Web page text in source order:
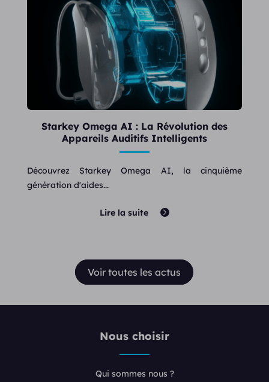
Starkey Omega AI : La Révolution des
Appareils Auditifs Intelligents
Découvrez Starkey Omega AI, la cinquième
génération d'aides...
Lire la suite
Voir toutes les actus
Nous choisir
Qui sommes nous ?